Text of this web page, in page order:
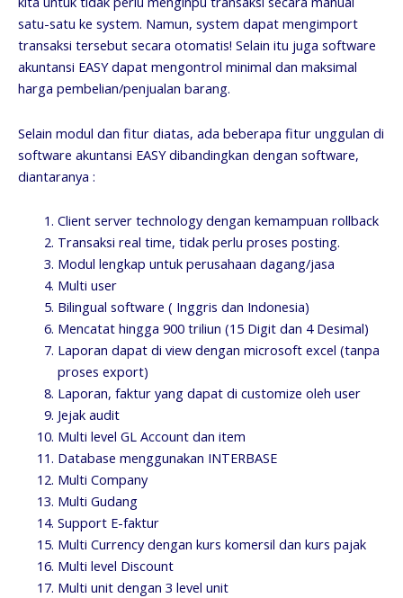
satu-satu ke system. Namun, system dapat mengimport
transaksi tersebut secara otomatis! Selain itu juga software
akuntansi EASY dapat mengontrol minimal dan maksimal
harga pembelian/penjualan barang.
Selain modul dan fitur diatas, ada beberapa fitur unggulan di
software akuntansi EASY dibandingkan dengan software,
diantaranya :
Client server technology dengan kemampuan rollback
Transaksi real time, tidak perlu proses posting.
Modul lengkap untuk perusahaan dagang/jasa
Multi user
Bilingual software ( Inggris dan Indonesia)
Mencatat hingga 900 triliun (15 Digit dan 4 Desimal)
Laporan dapat di view dengan microsoft excel (tanpa
proses export)
Laporan, faktur yang dapat di customize oleh user
Jejak audit
Multi level GL Account dan item
Database menggunakan INTERBASE
Multi Company
Multi Gudang
Support E-faktur
Multi Currency dengan kurs komersil dan kurs pajak
Multi level Discount
Multi unit dengan 3 level unit